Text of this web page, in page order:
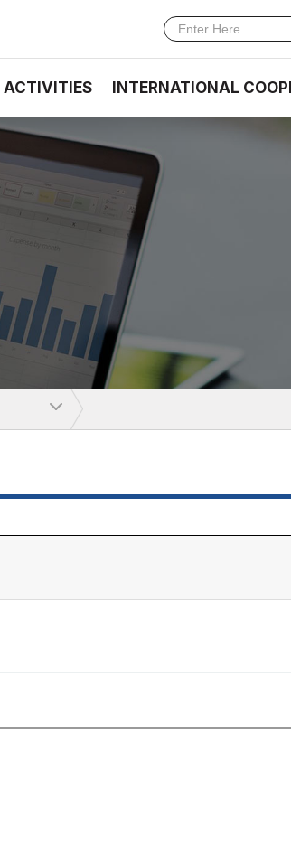
ACTIVITIES INTERNATIONAL